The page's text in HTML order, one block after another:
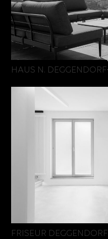
HAUS N. DEGGENDORF
FRISEUR DEGGENDORF